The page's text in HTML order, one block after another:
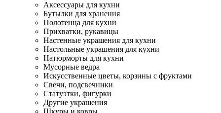
Аксессуары для кухни
Бутылки для хранения
Полотенца для кухни
Прихватки, рукавицы
Настенные украшения для кухни
Настольные украшения для кухни
Натюрморты для кухни
Мусорные ведра
Искусственные цветы, корзины с фруктами
Свечи, подсвечники
Статуэтки, фигурки
Другие украшения
Шкуры и ковры